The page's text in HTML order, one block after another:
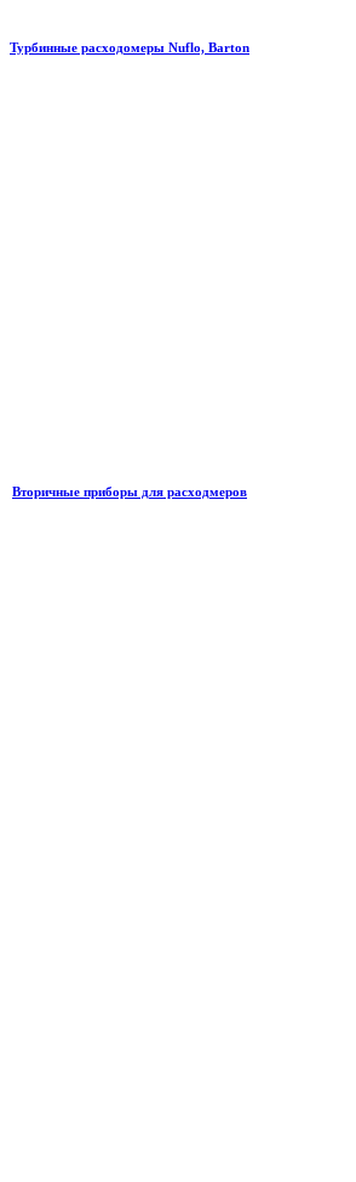
Турбинные расходомеры Nuflo, Barton
Вторичные приборы для расходмеров